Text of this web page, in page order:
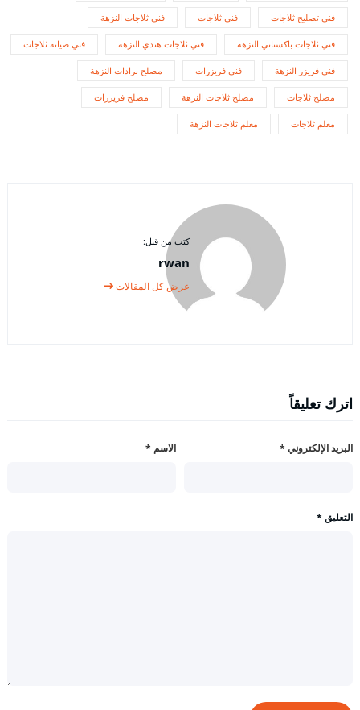
فني تصليح ثلاجات فني ثلاجات فني ثلاجات النزهة
فني ثلاجات باكستاني النزهة فني ثلاجات هندي النزهة فني صيانة ثلاجات
فني فريزر النزهة فني فريزرات مصلح برادات النزهة
مصلح ثلاجات مصلح ثلاجات النزهة مصلح فريزرات
معلم ثلاجات معلم ثلاجات النزهة
كتب من قبل:
rwan
عرض كل المقالات
اترك تعليقاً
الاسم * البريد الإلكتروني *
التعليق *